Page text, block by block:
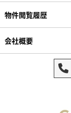
物件閲覧履歴
会社概要